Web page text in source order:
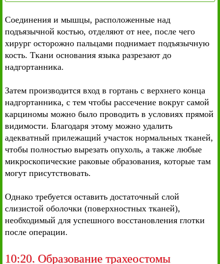
Соединения и мышцы, расположенные над
подъязычной костью, отделяют от нее, после чего
хирург осторожно пальцами поднимает подъязычную
кость. Ткани основания языка разрезают до
надгортанника.
Затем производится вход в гортань с верхнего конца
надгортанника, с тем чтобы рассечение вокруг самой
карциномы можно было проводить в условиях прямой
видимости. Благодаря этому можно удалить
адекватный прилежащий участок нормальных тканей,
чтобы полностью вырезать опухоль, а также любые
микроскопические раковые образования, которые там
могут присутствовать.
Однако требуется оставить достаточный слой
слизистой оболочки (поверхностных тканей),
необходимый для успешного восстановления глотки
после операции.
10:20. Образование трахеостомы